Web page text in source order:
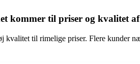
kommer til priser og kvalitet
til rimelige priser. Flere kunder